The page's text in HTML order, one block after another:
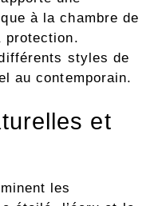
à la chambre de
protection.
styles de
au contemporain.
et
les